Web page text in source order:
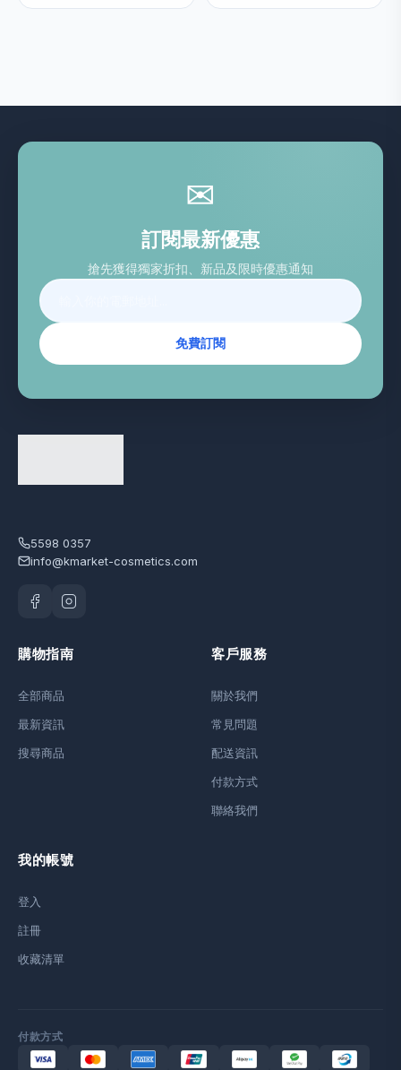
✉
訂閱最新優惠
搶先獲得獨家折扣、新品及限時優惠通知
免費訂閱
5598 0357
info@kmarket-cosmetics.com
購物指南
全部商品
最新資訊
搜尋商品
客戶服務
關於我們
常見問題
配送資訊
付款方式
聯絡我們
我的帳號
登入
註冊
收藏清單
付款方式